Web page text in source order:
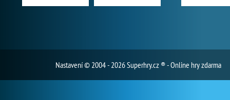
Nastavení© 2004 - 2026 Superhry.cz ® - Online hry zdarma